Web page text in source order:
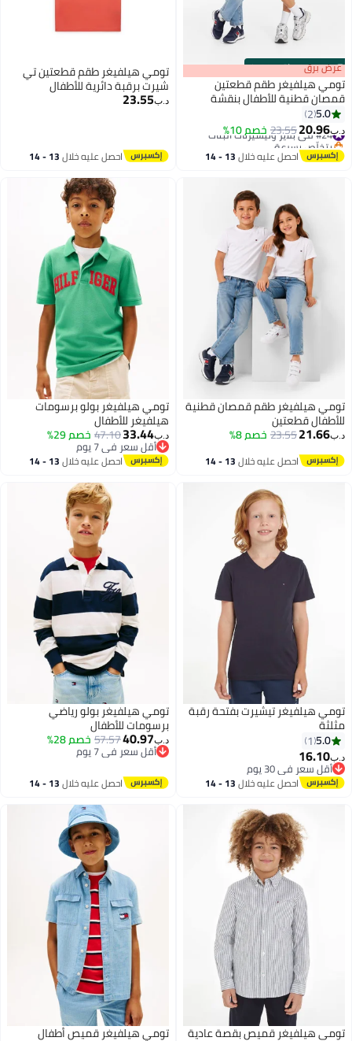
00m:00s
·باقي 100% عرض برق
تومي هيلفيغر طقم قطعتين
قمصان قطنية للأطفال بنقشة
خطوط مميزة
5.0
2
د.ب‏20.96
23.55خصم 10% #24 في بلايز وتيشيرتات البنات
بتخلّص بسرعة
#24 في بلايز وتيشيرتات البنات احصل عليه خلال 13 - 14
تومي هيلفيغر طقم قطعتين تي
شيرت برقبة دائرية للأطفال
د.ب‏23.55
احصل عليه خلال 13 - 14
تومي هيلفيغر طقم قمصان قطنية
للأطفال قطعتين
د.ب‏21.66
23.55خصم 8%
احصل عليه خلال 13 - 14
تومي هيلفيغر بولو برسومات
هيلفيغر للأطفال
د.ب‏33.44
47.10خصم 29%
أقل سعر في 7 يوم
أقل سعر في 7 يوماحصل عليه خلال 13 - 14
2
تومي هيلفيغر تيشيرت بفتحة رقبة
مثلثة
5.0
1
د.ب‏16.10
أقل سعر في 30 يوم
أقل سعر في 30 يوماحصل عليه خلال 13 - 14
تومي هيلفيغر بولو رياضي
برسومات للأطفال
د.ب‏40.97
57.57خصم 28%
أقل سعر في 7 يوم
أقل سعر في 7 يوم
احصل عليه خلال 13 - 14
تومي هيلفيغر قميص بقصة عادية تومي هيلفيغر قميص أطفال